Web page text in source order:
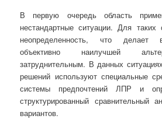
В первую очередь область
нестандартные ситуации. Для таких
неопределенность, что делает
объективно наилучшей
затруднительным. В данных
решений используют специальные
системы предпочтений ЛПР и
структурированный сравнительный
вариантов.